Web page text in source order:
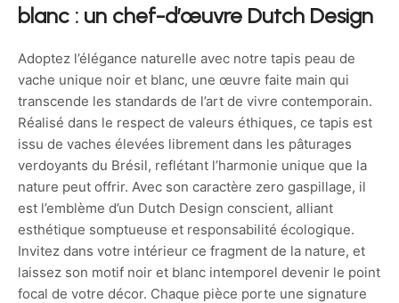
blanc : un chef-d’œuvre Dutch Design
Adoptez l’élégance naturelle avec notre tapis peau de
vache unique noir et blanc, une œuvre faite main qui
transcende les standards de l’art de vivre contemporain.
Réalisé dans le respect de valeurs éthiques, ce tapis est
issu de vaches élevées librement dans les pâturages
verdoyants du Brésil, reflétant l’harmonie unique que la
nature peut offrir. Avec son caractère zero gaspillage, il
est l’emblème d’un Dutch Design conscient, alliant
esthétique somptueuse et responsabilité écologique.
Invitez dans votre intérieur ce fragment de la nature, et
laissez son motif noir et blanc intemporel devenir le point
focal de votre décor. Chaque pièce porte une signature